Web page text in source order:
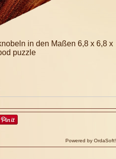
in den Maßen 6,8 x 6,8 x
puzzle
Powered by OrdaSoft!